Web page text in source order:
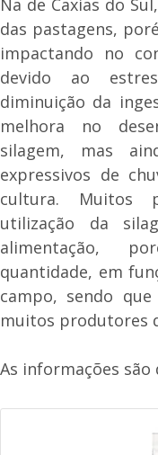
das pastagens,
impactando no
devido ao
diminuição da
melhora no
silagem, mas
expressivos de
cultura. Muitos
utilização da
alimentação,
quantidade, em
campo, sendo
muitos produtores
As informações são